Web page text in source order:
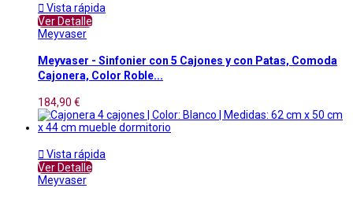
 Vista rápida
Ver Detalle
Meyvaser
Meyvaser - Sinfonier con 5 Cajones y con Patas, Comoda
Cajonera, Color Roble...
184,90 €
 Vista rápida
Ver Detalle
Meyvaser